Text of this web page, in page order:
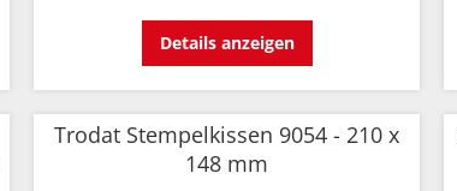
Details anzeigen
Trodat Stempelkissen 9054 - 210 x
148 mm